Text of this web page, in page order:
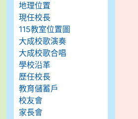
地理位置
現任校長
115教室位置圖
大成校歌演奏
大成校歌合唱
學校沿革
歷任校長
教育儲蓄戶
校友會
家長會